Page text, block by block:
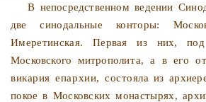
В непосредственном ведении
двесинодальные конторы:
Имеретинская.Первая из них, под
Московского митропо­лита, а в его
викария епархии, состо­яла из
покое в Московских мона­стырях,